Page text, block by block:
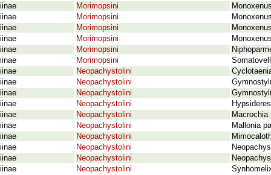
Morimopsini
Morimopsini
Morimopsini
Morimopsini
Morimopsini
Morimopsini
Neopachystolini
Neopachystolini
Neopachystolini
Neopachystolini
Neopachystolini
Macrochia
Neopachystolini
Mallonia
Neopachystolini
Neopachystolini
Neopachystolini
Neopachystolini